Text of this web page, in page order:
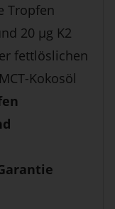
Tropfen
20 µg K2
fettlöslichen
Kokosöl